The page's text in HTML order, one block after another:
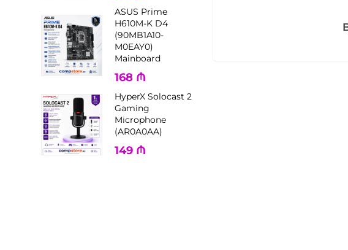
ASUS Prime
H610M-K D4
(90MB1A10-
M0EAY0)
Mainboard
168 ₼
HyperX Solocast 2
Gaming
Microphone
(AR0A0AA)
149 ₼